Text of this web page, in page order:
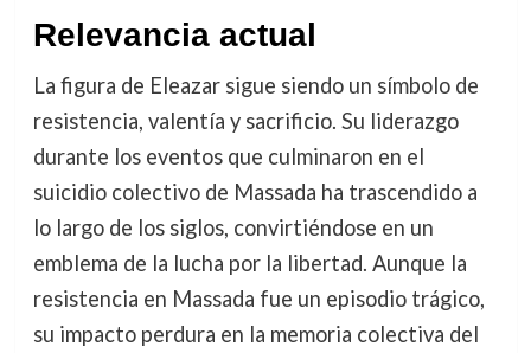
Relevancia actual
La figura de Eleazar sigue siendo un símbolo de
resistencia, valentía y sacrificio. Su liderazgo
durante los eventos que culminaron en el
suicidio colectivo de Massada ha trascendido a
lo largo de los siglos, convirtiéndose en un
emblema de la lucha por la libertad. Aunque la
resistencia en Massada fue un episodio trágico,
su impacto perdura en la memoria colectiva del